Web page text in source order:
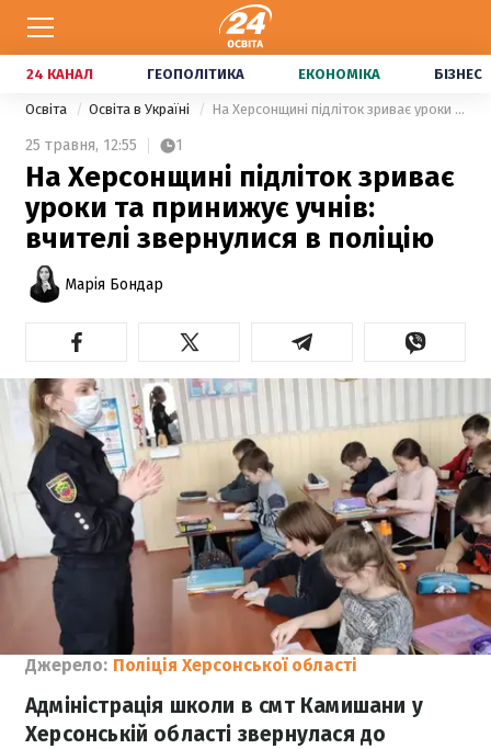
24 КАНАЛ ГЕОПОЛІТИКА ЕКОНОМІКА БІЗНЕС
Освіта Освіта в Україні На Херсонщині підліток зриває уроки та принижує учнів: вчителі звернулися в поліцію
25 травня, 12:55 1
На Херсонщині підліток зриває
уроки та принижує учнів:
вчителі звернулися в поліцію
Марія Бондар
Джерело: Поліція Херсонської області
Адміністрація школи в смт Камишани у
Херсонській області звернулася до